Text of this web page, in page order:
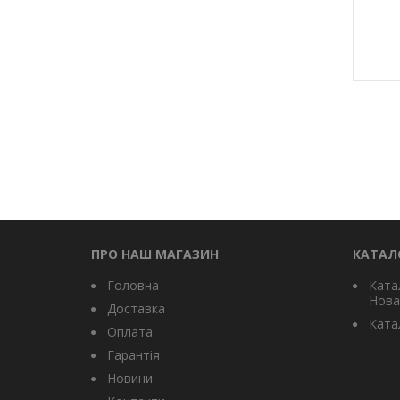
ПРО НАШ МАГАЗИН
Головна
Доставка
Оплата
Гарантія
Новини